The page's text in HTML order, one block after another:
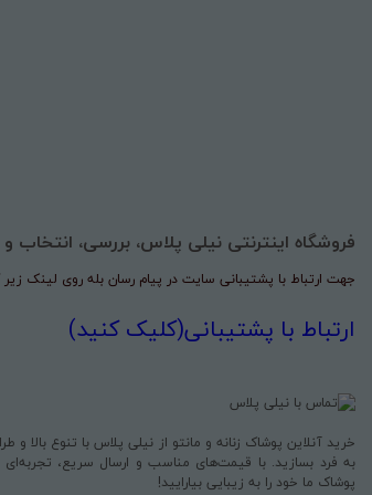
فروشگاه اینترنتی نیلی پلاس، بررسی، انتخاب
جهت ارتباط با پشتیبانی سایت در پیام رسان بله روی لینک
ارتباط با پشتیبانی(کلیک کنید)
خرید آنلاین پوشاک زنانه و مانتو از نیلی پلاس با تنوع
به فرد بسازید. با قیمت‌های مناسب و ارسال سریع،
پوشاک ما خود را به زیبایی بیارایید!